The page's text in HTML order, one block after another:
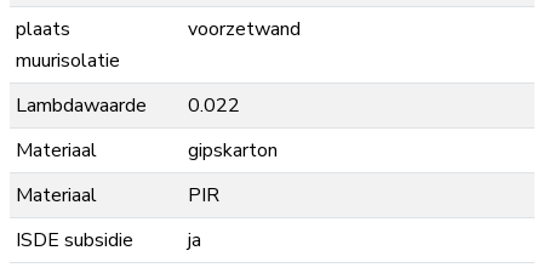
plaats
muurisolatie
voorzetwand
Lambdawaarde
0.022
Materiaal
gipskarton
Materiaal
PIR
ISDE subsidie
ja